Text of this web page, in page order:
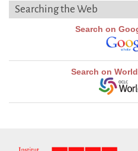
Searching the Web
Search on
Search on